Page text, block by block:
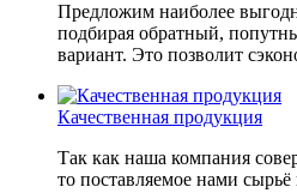
Предложим наиболее
подбирая обратный,
вариант. Это позволит
Качественная продукция
Так как наша компания
то поставляемое нами сырьё